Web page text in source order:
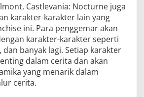
Castlevania: Nocturne juga
karakter-karakter lain yang
ini. Para penggemar akan
karakter-karakter seperti
dan banyak lagi. Setiap karakter
dalam cerita dan akan
yang menarik dalam
cerita.